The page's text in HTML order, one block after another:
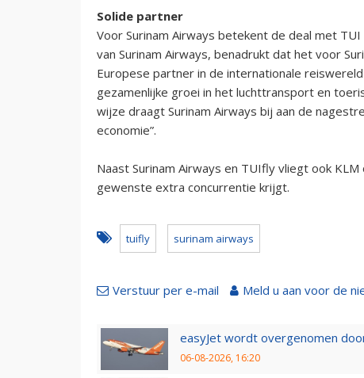
Solide partner
Voor Surinam Airways betekent de deal met
van Surinam Airways, benadrukt dat het voor
Europese partner in de internationale
gezamenlijke groei in het luchttransport en
wijze draagt Surinam Airways bij aan de
economie”.
Naast Surinam Airways en TUIfly vliegt ook
gewenste extra concurrentie krijgt.
tuifly surinam airways
Verstuur per e-mail Meld u aan voor de
easyJet wordt overgenomen
06-08-2026, 16:20